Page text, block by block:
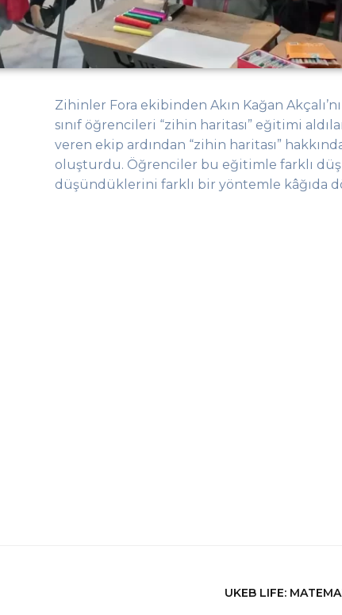
Zihinler Fora ekibindenAkın KağanAkçalı
sınıf öğrencileri “zihin haritası” eğitimi
veren ekip ardından “zihin haritası”
oluşturdu. Öğrenciler bu eğitimle farklı
düşündüklerini farklı bir yöntemle kâğıda
UKEB LIFE: